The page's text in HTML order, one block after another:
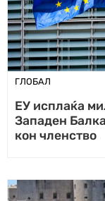
ГЛОБАЛ
ЕУ исплаќа
Западен
кон членство